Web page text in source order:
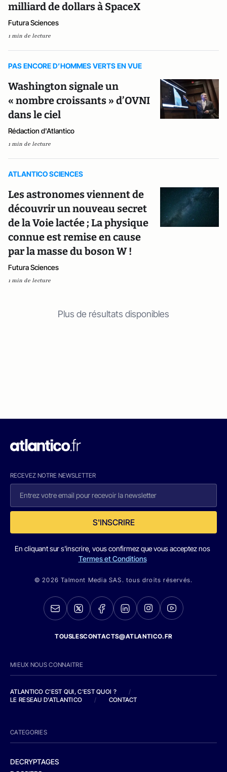
milliard de dollars à SpaceX
Futura Sciences
1 min de lecture
PAS ENCORE D’HOMMES VERTS EN VUE
Washington signale un
« nombre croissants » d’OVNI
dans le ciel
Rédaction d'Atlantico
1 min de lecture
ATLANTICO SCIENCES
Les astronomes viennent de
découvrir un nouveau secret
de la Voie lactée ; La physique
connue est remise en cause
par la masse du boson W !
Futura Sciences
1 min de lecture
Plus de résultats disponibles
RECEVEZ NOTRE NEWSLETTER
S'INSCRIRE
En cliquant sur s'inscrire, vous confirmez que vous acceptez nos
Termes et Conditions
© 2026 Talmont Media SAS. tous droits réservés.
TOUSLESCONTACTS@ATLANTICO.FR
MIEUX NOUS CONNAITRE
ATLANTICO C'EST QUI, C'EST QUOI ?
/
LE RESEAU D'ATLANTICO
/ CONTACT
CATEGORIES
DECRYPTAGES